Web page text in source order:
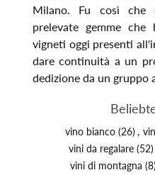
Milano. Fu così che
prelevate gemme
vigneti oggi presenti
dare continuità a un
dedizione da un gruppo
vino bianco (26) ,
vini da regalare (52)
vini di montagna (8)